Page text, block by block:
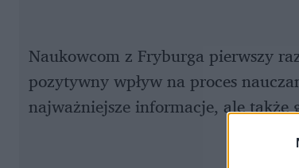
Naukowcom z Fryburga pierwszy
pozytywny wpływ na proces
najważniejsze informacje, ale